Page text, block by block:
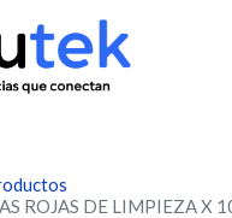
ROJAS DE LIMPIEZA X